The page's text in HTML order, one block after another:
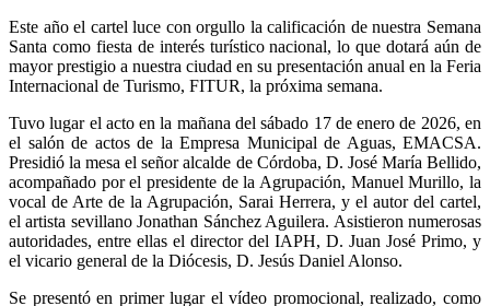
Este año el cartel luce con orgullo la calificación de nuestra Semana
Santa como fiesta de interés turístico nacional, lo que dotará aún de
mayor prestigio a nuestra ciudad en su presentación anual en la Feria
Internacional de Turismo, FITUR, la próxima semana.
Tuvo lugar el acto en la mañana del sábado 17 de enero de 2026, en
el salón de actos de la Empresa Municipal de Aguas, EMACSA.
Presidió la mesa el señor alcalde de Córdoba, D. José María Bellido,
acompañado por el presidente de la Agrupación, Manuel Murillo, la
vocal de Arte de la Agrupación, Sarai Herrera, y el autor del cartel,
el artista sevillano Jonathan Sánchez Aguilera. Asistieron numerosas
autoridades, entre ellas el director del IAPH, D. Juan José Primo, y
el vicario general de la Diócesis, D. Jesús Daniel Alonso.
Se presentó en primer lugar el vídeo promocional, realizado, como